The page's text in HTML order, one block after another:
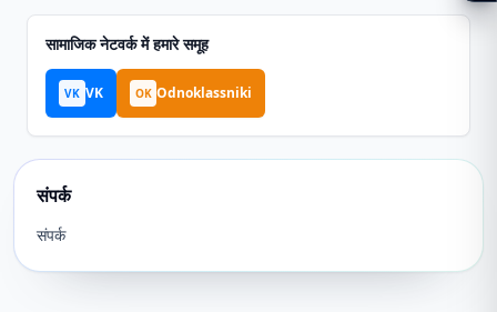
सामाजिक नेटवर्क में हमारे समूह
VK VK OK Odnoklassniki
संपर्क
संपर्क